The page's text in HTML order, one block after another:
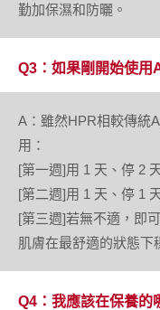
勤加保濕和防曬。
Q3：如果剛開始使用
A：雖然HPR相較傳統
用：
[第一週]用 1 天、停 2
[第二週]用 1 天、停 1
[第三週]若無不適，即
肌膚在最舒適的狀態下
Q4：我應該在保養的